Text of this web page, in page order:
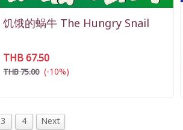
饥饿的蜗牛 The Hungry Snail
THB 67.50
THB 75.00 (-10%)
3 4 Next